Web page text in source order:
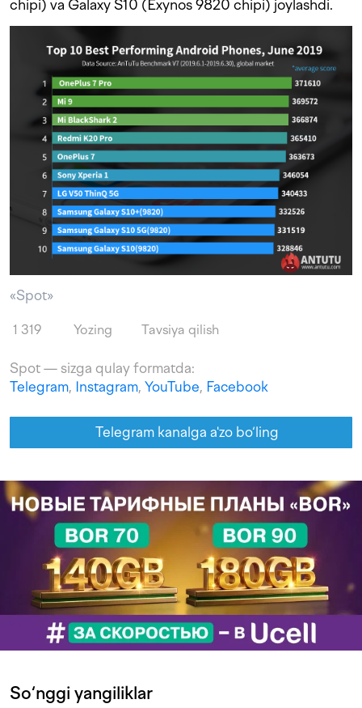
chipi) va Galaxy S10 (Exynos 9820 chipi) joylashdi.
«Spot»
1 319 Yozing Tavsiya qilish
Spot — sizga qulay formatda:
Telegram, Instagram, YouTube, Facebook
Telegram kanalga a'zo bo‘ling
So‘nggi yangiliklar